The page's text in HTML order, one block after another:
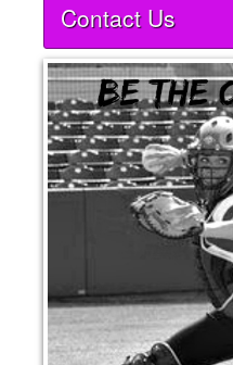
Contact Us